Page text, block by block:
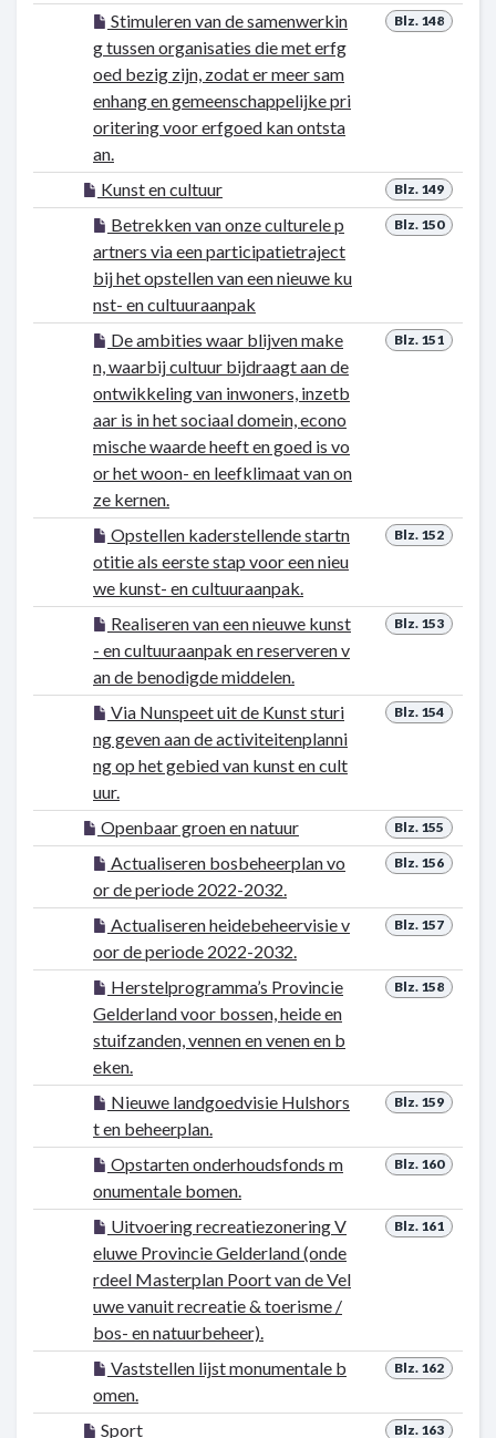
Blz. 148
Stimuleren van de samenwerkin
g tussen organisaties die met erfg
oed bezig zijn, zodat er meer sam
enhang en gemeenschappelijke pri
oritering voor erfgoed kan ontsta
an.
Blz. 149
Kunst en cultuur
Blz. 150
Betrekken van onze culturele p
artners via een participatietraject
bij het opstellen van een nieuwe ku
nst- en cultuuraanpak
Blz. 151
De ambities waar blijven make
n, waarbij cultuur bijdraagt aan de
ontwikkeling van inwoners, inzetb
aar is in het sociaal domein, econo
mische waarde heeft en goed is vo
or het woon- en leefklimaat van on
ze kernen.
Blz. 152
Opstellen kaderstellende startn
otitie als eerste stap voor een nieu
we kunst- en cultuuraanpak.
Blz. 153
Realiseren van een nieuwe kunst
- en cultuuraanpak en reserveren v
an de benodigde middelen.
Blz. 154
Via Nunspeet uit de Kunst sturi
ng geven aan de activiteitenplanni
ng op het gebied van kunst en cult
uur.
Blz. 155
Openbaar groen en natuur
Blz. 156
Actualiseren bosbeheerplan vo
or de periode 2022-2032.
Blz. 157
Actualiseren heidebeheervisie v
oor de periode 2022-2032.
Blz. 158
Herstelprogramma’s Provincie
Gelderland voor bossen, heide en
stuifzanden, vennen en venen en b
eken.
Blz. 159
Nieuwe landgoedvisie Hulshors
t en beheerplan.
Blz. 160
Opstarten onderhoudsfonds m
onumentale bomen.
Blz. 161
Uitvoering recreatiezonering V
eluwe Provincie Gelderland (onde
rdeel Masterplan Poort van de Vel
uwe vanuit recreatie & toerisme /
bos- en natuurbeheer).
Blz. 162
Vaststellen lijst monumentale b
omen.
Blz. 163
Sport